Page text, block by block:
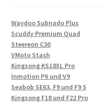
Waydoo Subnado Plus
Scuddy Premium Quad
Steereon C30
VMoto Stash
Kingsong KS18XL Pro
Inmotion P6 und V9
Seabob SE63, F9 und F9 S
Kingsong F18 und F22 Pro